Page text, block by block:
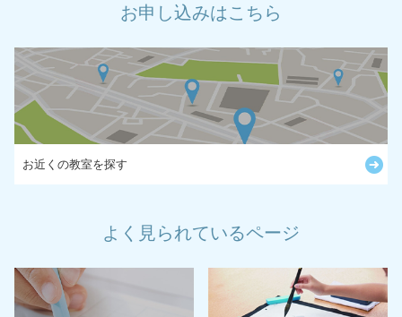
お申し込みはこちら
お近くの教室を探す
よく見られているページ